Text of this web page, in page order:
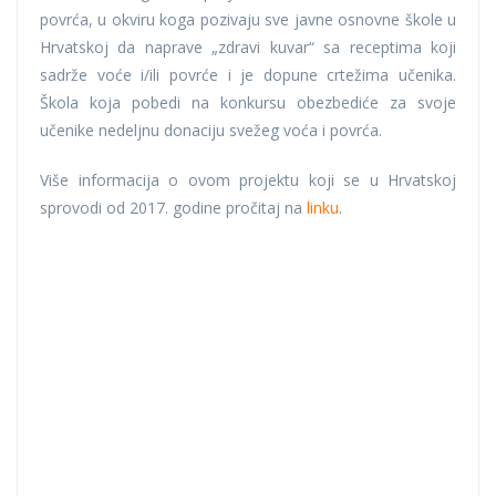
povrća, u okviru koga pozivaju sve javne osnovne škole u
Hrvatskoj da naprave „zdravi kuvar“ sa receptima koji
sadrže voće i/ili povrće i je dopune crtežima učenika.
Škola koja pobedi na konkursu obezbediće za svoje
učenike nedeljnu donaciju svežeg voća i povrća.
Više informacija o ovom projektu koji se u Hrvatskoj
sprovodi od 2017. godine pročitaj na linku.